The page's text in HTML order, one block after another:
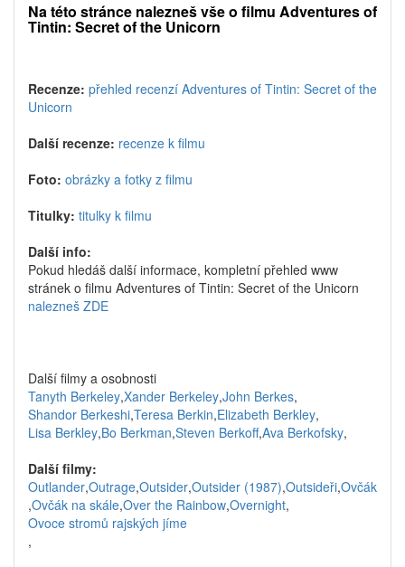
Na této stránce nalezneš vše o filmu Adventures of
Tintin: Secret of the Unicorn
Recenze: přehled recenzí Adventures of Tintin: Secret of the
Unicorn
Další recenze: recenze k filmu
Foto: obrázky a fotky z filmu
Titulky: titulky k filmu
Další info:
Pokud hledáš další informace, kompletní přehled www
stránek o filmu Adventures of Tintin: Secret of the Unicorn
nalezneš ZDE
Další filmy a osobnosti
Tanyth Berkeley,Xander Berkeley,John Berkes,
Shandor Berkeshi,Teresa Berkin,Elizabeth Berkley,
Lisa Berkley,Bo Berkman,Steven Berkoff,Ava Berkofsky,
Další filmy:
Outlander,Outrage,Outsider,Outsider (1987),Outsideři,Ovčák
,Ovčák na skále,Over the Rainbow,Overnight,
Ovoce stromů rajských jíme
,